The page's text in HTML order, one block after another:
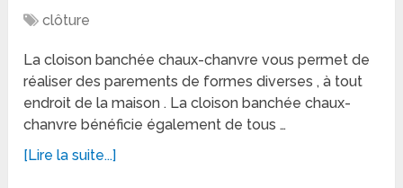
clôture
La cloison banchée chaux-chanvre vous permet de
réaliser des parements de formes diverses , à tout
endroit de la maison . La cloison banchée chaux-
chanvre bénéficie également de tous …
[Lire la suite...]